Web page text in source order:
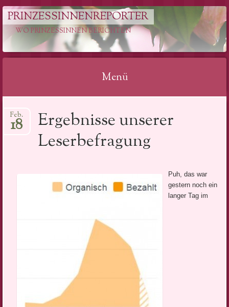
PRINZESSINNENREPORTER
WO PRINZESSINNEN BERICHTEN
Menü
zum
Ergebnisse unserer
Leserbefragung
Feb.
18
Puh, das war
gestern noch ein
langer Tag im